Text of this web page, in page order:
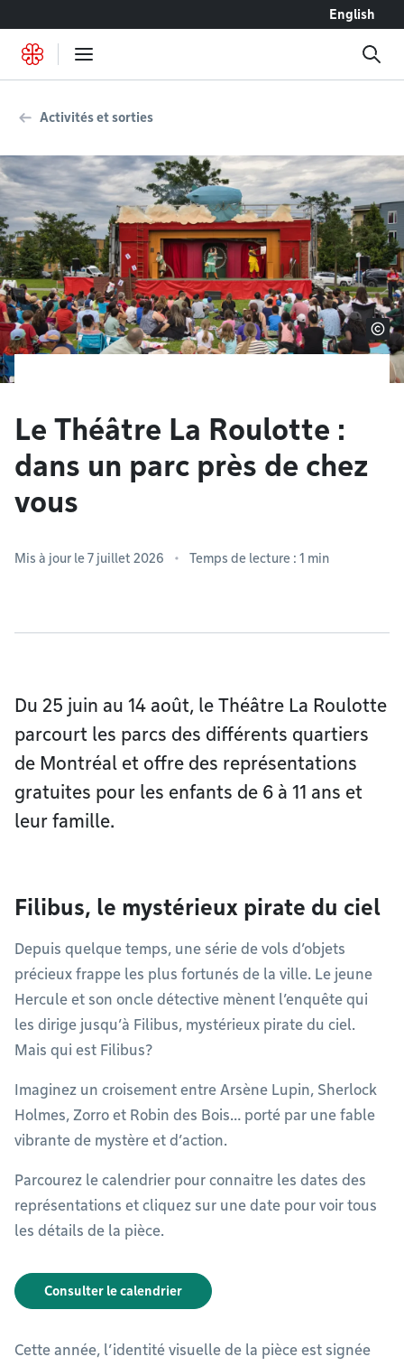
English
Activités et sorties
Le Théâtre La Roulotte :
dans un parc près de chez
vous
Mis à jour le 7 juillet 2026 Temps de lecture : 1 min
Du 25 juin au 14 août, le Théâtre La Roulotte
parcourt les parcs des différents quartiers
de Montréal et offre des représentations
gratuites pour les enfants de 6 à 11 ans et
leur famille.
Filibus, le mystérieux pirate du ciel
Depuis quelque temps, une série de vols d’objets
précieux frappe les plus fortunés de la ville. Le jeune
Hercule et son oncle détective mènent l’enquête qui
les dirige jusqu’à Filibus, mystérieux pirate du ciel.
Mais qui est Filibus?
Imaginez un croisement entre Arsène Lupin, Sherlock
Holmes, Zorro et Robin des Bois… porté par une fable
vibrante de mystère et d’action.
Parcourez le calendrier pour connaitre les dates des
représentations et cliquez sur une date pour voir tous
les détails de la pièce.
Consulter le calendrier
Cette année, l’identité visuelle de la pièce est signée